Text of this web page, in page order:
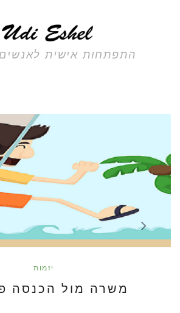
התפתחות אישית
יזמות
משרה מול הכנסה
next